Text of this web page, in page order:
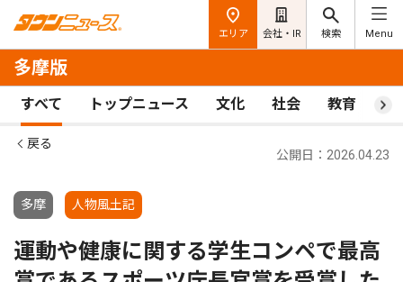
エリア 会社・IR 検索 Menu
多摩版
すべて トップニュース 文化 社会 教育 ス
戻る
多摩 人物風土記
公開日：2026.04.23
運動や健康に関する学生コンペで最高